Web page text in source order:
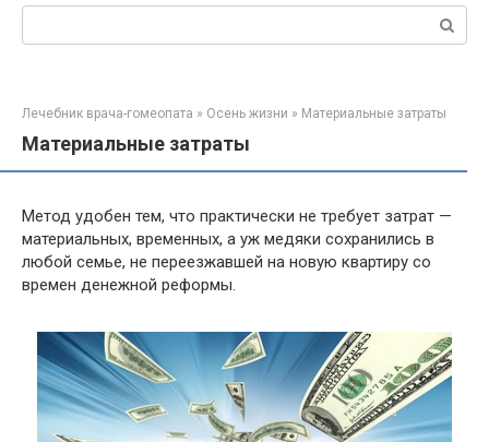
Поиск:
Лечебник врача-гомеопата » Осень жизни » Материальные затраты
Материальные затраты
Метод удобен тем, что практически не требует затрат —
материальных, временных, а уж медяки сохранились в
любой семье, не переезжавшей на новую квартиру со
времен денежной реформы.